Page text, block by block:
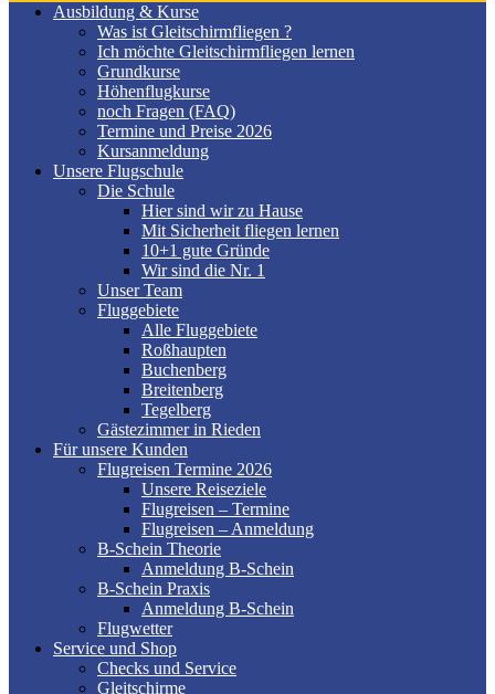
Ausbildung & Kurse
Was ist Gleitschirmfliegen ?
Ich möchte Gleitschirmfliegen lernen
Grundkurse
Höhenflugkurse
noch Fragen (FAQ)
Termine und Preise 2026
Kursanmeldung
Unsere Flugschule
Die Schule
Hier sind wir zu Hause
Mit Sicherheit fliegen lernen
10+1 gute Gründe
Wir sind die Nr. 1
Unser Team
Fluggebiete
Alle Fluggebiete
Roßhaupten
Buchenberg
Breitenberg
Tegelberg
Gästezimmer in Rieden
Für unsere Kunden
Flugreisen Termine 2026
Unsere Reiseziele
Flugreisen – Termine
Flugreisen – Anmeldung
B-Schein Theorie
Anmeldung B-Schein
B-Schein Praxis
Anmeldung B-Schein
Flugwetter
Service und Shop
Checks und Service
Gleitschirme